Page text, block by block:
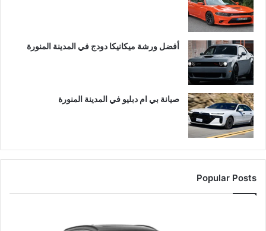
أفضل ورشة ميكانيكا دودج في المدينة المنورة
صيانة بي ام دبليو في المدينة المنورة
Popular Posts